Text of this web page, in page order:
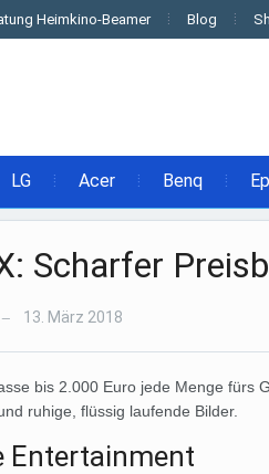
Heimkino-Beamer Blog
LG Acer Benq
Scharfer
— 13. März 2018
bis 2.000 Euro jede Menge fürs
ruhige, flüssig laufende Bilder.
Entertainment